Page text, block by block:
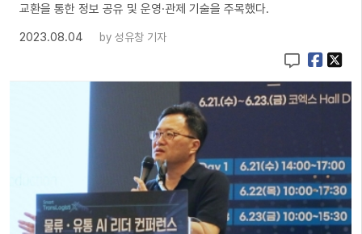
교환을 통한 정보 공유 및 운영·관제 기술을 주목했다.
2023.08.04
by 성유창 기자